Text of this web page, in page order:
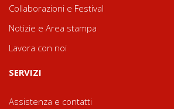
Collaborazioni e Festival
Notizie e Area stampa
Lavora con noi
SERVIZI
Assistenza e contatti